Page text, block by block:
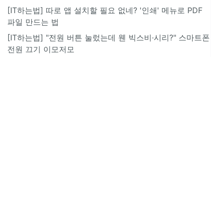
[IT하는법] 따로 앱 설치할 필요 없네? '인쇄' 메뉴로 PDF
파일 만드는 법
[IT하는법] "전원 버튼 눌렀는데 웬 빅스비·시리?" 스마트폰
전원 끄기 이모저모